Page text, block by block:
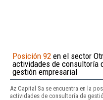
Posición 92 en el sector
actividades de consultoría
gestión empresarial
Az Capital Sa se encuentra en la
actividades de consultoría de